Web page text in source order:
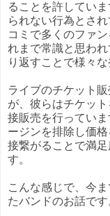
ることを許してい
られない行為とさ
コミで多くのファ
れまで常識と思わ
り返すことで様々
ライブのチケット
が、彼らはチケッ
接販売を行ってい
ージンを排除し価
接繋がることで満
す。
こんな感じで、今
たバンドのお話です